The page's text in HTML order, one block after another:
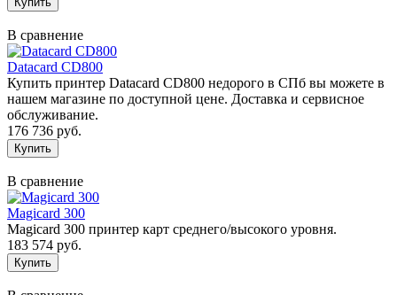
В сравнение
Datacard CD800
Купить принтер Datacard CD800 недорого в СПб вы можете в
нашем магазине по доступной цене. Доставка и сервисное
обслуживание.
176 736 руб.
В сравнение
Magicard 300
Magicard 300 принтер карт среднего/высокого уровня.
183 574 руб.